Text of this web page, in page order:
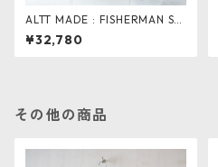
ALTT MADE : FISHERMAN SM
OCK . ブリーチ加工
¥32,780
その他の商品